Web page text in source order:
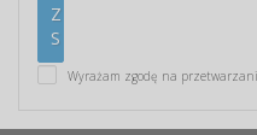
Wyrażam zgodę na